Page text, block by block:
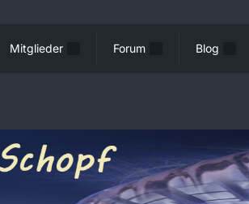
Mitglieder Forum Blog